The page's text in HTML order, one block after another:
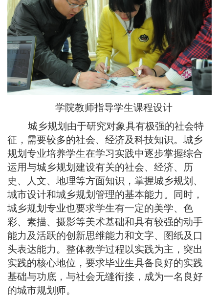
学院教师指导学生课程设计
城乡规划由于研究对象具有极强的社会特
征，需要较多的社会、经济及科技知识。城乡
规划专业培养学生在学习实践中逐步掌握综合
运用与城乡规划建设有关的社会、经济、历
史、人文、地理等方面知识，掌握城乡规划、
城市设计和城乡规划管理的基本能力。同时，
城乡规划专业也要求学生有一定的美学、色
彩、素描、摄影等美术基础和具有较强的动手
能力及活跃的创新思维能力和文字、图纸及口
头表达能力。整体教学过程以实践为主，突出
实践的核心地位，要求毕业生具备良好的实践
基础与功底，与社会无缝衔接，成为一名良好
的城市规划师。